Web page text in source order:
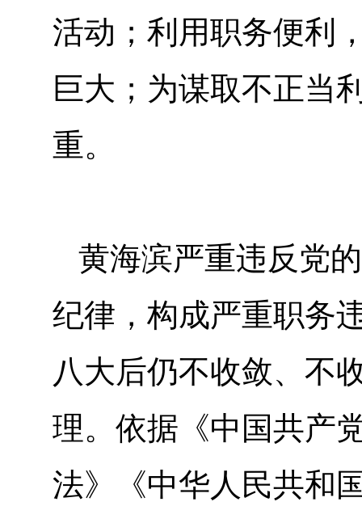
活动；利用职务便利
巨大；为谋取不正当
重。
黄海滨严重违反党
纪律，构成严重职务
八大后仍不收敛、不
理。依据《中国共产
法》《中华人民共和